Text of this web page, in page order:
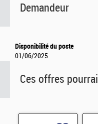
Demandeur
Disponibilité du poste
01/06/2025
Ces offres